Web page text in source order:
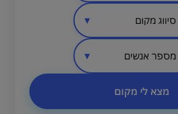
אזור בארץ
סיווג מקום
מספר אנשים
מצא לי מקום